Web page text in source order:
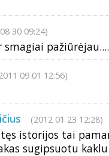
30 09:24)
09 01 12:56)
(2012 01 23 12:28)
istorijos tai
sugipsuotu